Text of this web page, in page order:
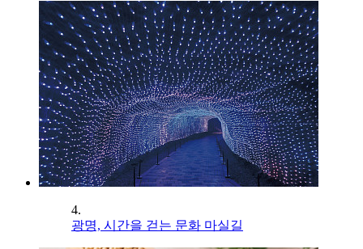
4.
광명, 시간을 걷는 문화 마실길